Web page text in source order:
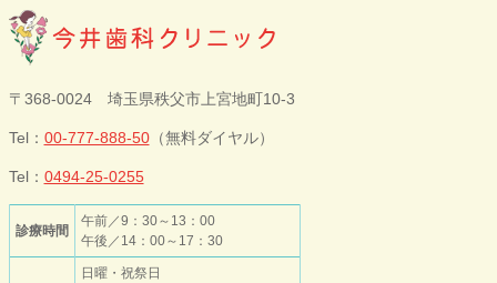
今井歯科クリニ
ック
〒368-0024 埼玉県秩父市上宮地町10-3
Tel： 00-777-888-50（無料ダイヤル）
Tel： 0494-25-0255
診療時間
午前／9：30～13：00
午後／14：00～17：30
日曜・祝祭日